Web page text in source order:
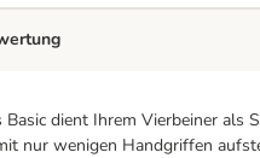
dient Ihrem Vierbeiner als
nur wenigen Handgriffen